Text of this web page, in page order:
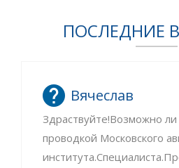
ПОСЛЕДНИЕ
Вячеслав
Здраствуйте!Возможно
проводкой Московского